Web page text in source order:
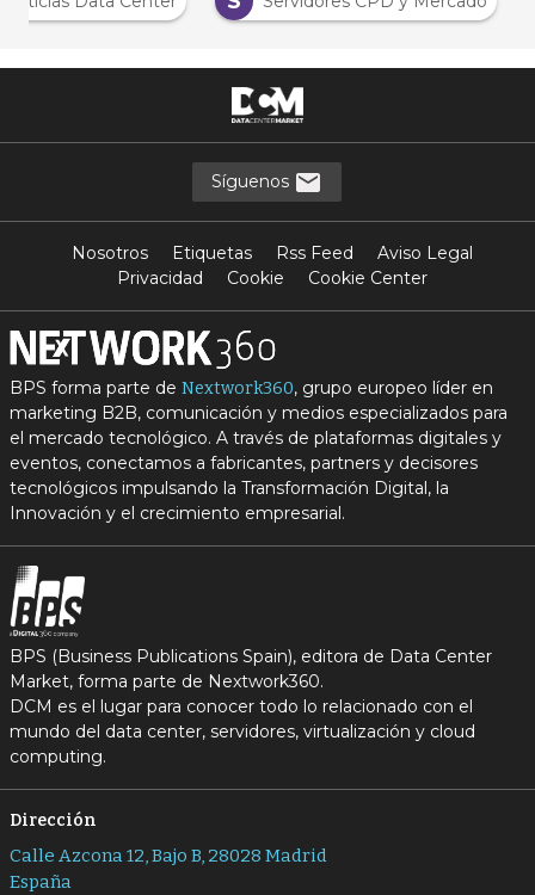
Síguenos
Nosotros Etiquetas Rss Feed
Aviso Legal
Privacidad
Cookie Cookie Center
BPS forma parte de Nextwork360, grupo europeo líder en
marketing B2B, comunicación y medios especializados para
el mercado tecnológico. A través de plataformas digitales y
eventos, conectamos a fabricantes, partners y decisores
tecnológicos impulsando la Transformación Digital, la
Innovación y el crecimiento empresarial.
BPS (Business Publications Spain), editora de Data Center
Market, forma parte de Nextwork360.
DCM es el lugar para conocer todo lo relacionado con el
mundo del data center, servidores, virtualización y cloud
computing.
Dirección
Calle Azcona 12, Bajo B, 28028 Madrid
España